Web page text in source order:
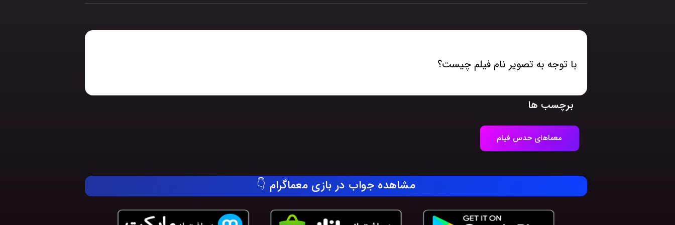
با توجه به تصویر نام فیلم چیست؟
برچسب ها
معماهای حدس فیلم
مشاهده جواب در بازی معماگرام 👇